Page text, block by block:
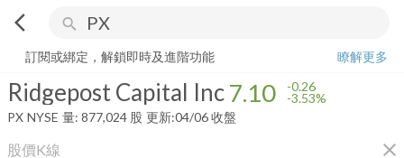
arrow_back_ios search
Ridgepost Capital Inc
訂閱或綁定，解鎖即時及進階功能
瞭解更多
Ridgepost Capital Inc7.10 -0.26
-3.53%
PX NYSE 量: 877,024 股 更新:04/06 收盤
股價K線 close